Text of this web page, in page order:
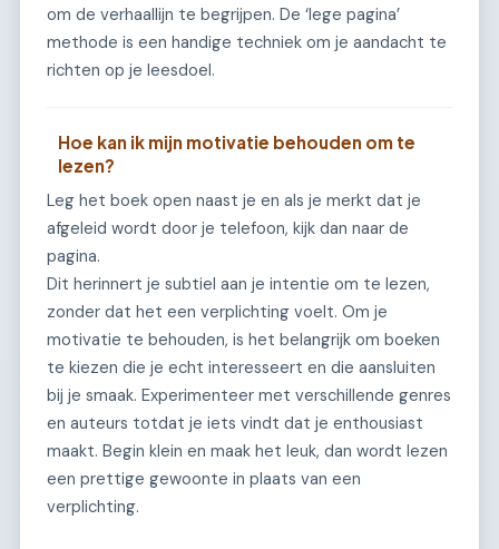
om de verhaallijn te begrijpen. De ‘lege pagina’
methode is een handige techniek om je aandacht te
richten op je leesdoel.
Hoe kan ik mijn motivatie behouden om te
lezen?
Leg het boek open naast je en als je merkt dat je
afgeleid wordt door je telefoon, kijk dan naar de
pagina.
Dit herinnert je subtiel aan je intentie om te lezen,
zonder dat het een verplichting voelt. Om je
motivatie te behouden, is het belangrijk om boeken
te kiezen die je echt interesseert en die aansluiten
bij je smaak. Experimenteer met verschillende genres
en auteurs totdat je iets vindt dat je enthousiast
maakt. Begin klein en maak het leuk, dan wordt lezen
een prettige gewoonte in plaats van een
verplichting.